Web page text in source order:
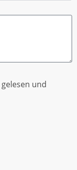
gelesen und